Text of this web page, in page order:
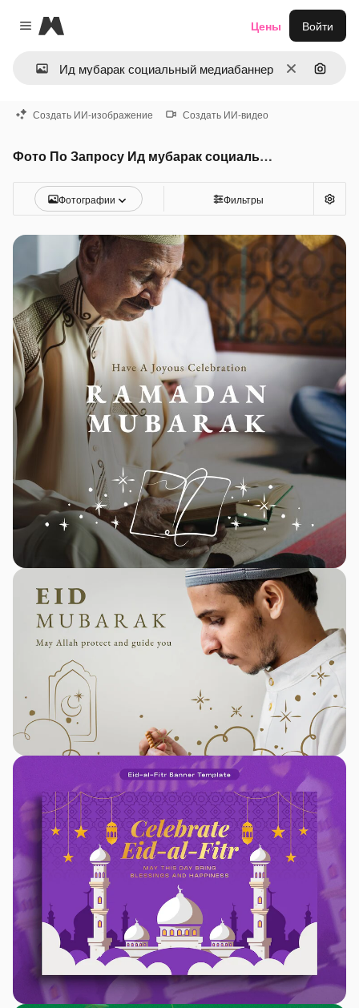
Close menu
Magnific
ОчиститьПоиск
Цены Войти
Создать ИИ-изображение Создать ИИ-видео
Фото По Запросу Ид мубарак социальный медиабаннер
Фотографии Фильтры